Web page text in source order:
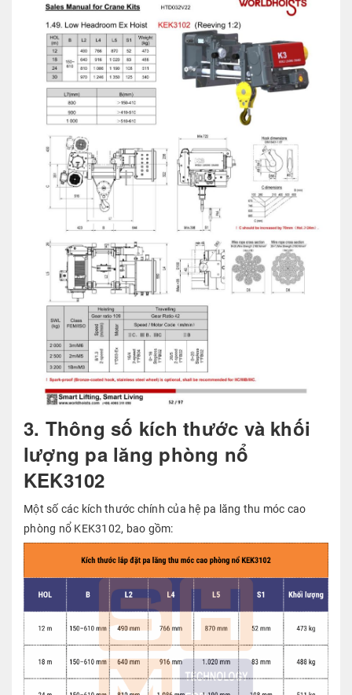
3. Thông số kích thước và khối
lượng pa lăng phòng nổ
KEK3102
Một số các kích thước chính của hệ pa lăng thu móc cao
phòng nổ KEK3102, bao gồm: